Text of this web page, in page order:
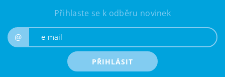
Přihlaste se k odběru novinek
@
PŘIHLÁSIT